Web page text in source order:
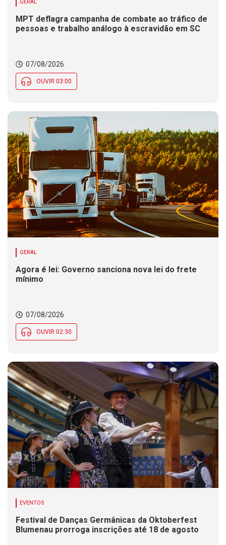
GERAL
MPT deflagra campanha de combate ao tráfico de
pessoas e trabalho análogo à escravidão em SC
07/08/2026
OUVIR 03:00
GERAL
Agora é lei: Governo sanciona nova lei do frete
mínimo
07/08/2026
OUVIR 02:30
EVENTOS
Festival de Danças Germânicas da Oktoberfest
Blumenau prorroga inscrições até 18 de agosto